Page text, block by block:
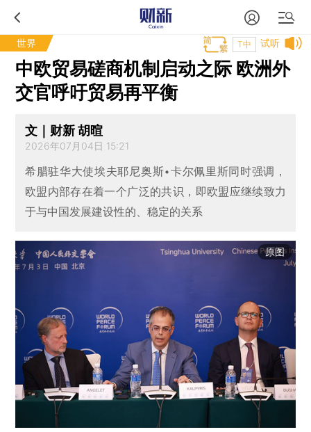
世界 试听
T中
中欧贸易磋商机制启动之际 欧洲外
交官呼吁贸易再平衡
文｜财新 胡暄
2026年07月04日 15:21
希腊驻华大使埃夫耶尼奥斯•卡尔佩里斯同时强调，
欧盟内部存在着一个广泛的共识，即欧盟应继续致力
于与中国发展建设性的、稳定的关系
原图